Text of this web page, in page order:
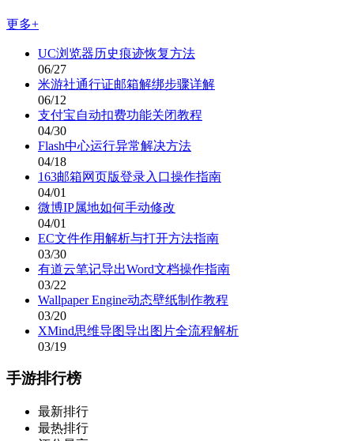
更多+
UC浏览器历史痕迹恢复方法
06/27
米游社通行证邮箱解绑步骤详解
06/12
支付宝自动扣费功能关闭教程
04/30
Flash中心运行异常解决方法
04/18
163邮箱网页版登录入口操作指南
04/01
微博IP属地如何手动修改
04/01
EC文件作用解析与打开方法指南
03/30
有道云笔记导出Word文档操作指南
03/22
Wallpaper Engine动态壁纸制作教程
03/20
XMind思维导图导出图片全流程解析
03/19
手游排行榜
最新排行
最热排行